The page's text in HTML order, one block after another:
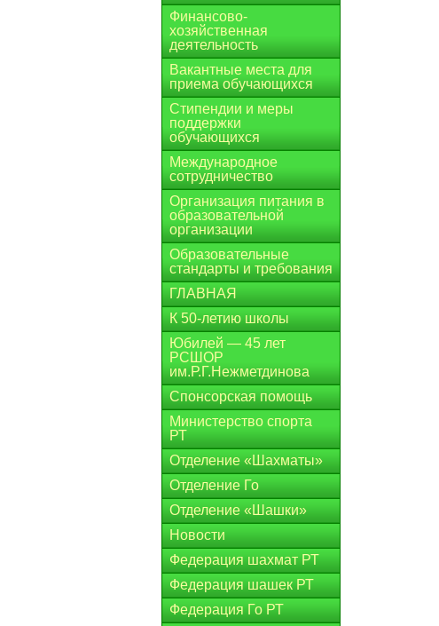
Финансово-
хозяйственная
деятельность
Вакантные места для
приема обучающихся
Стипендии и меры
поддержки
обучающихся
Международное
сотрудничество
Организация питания в
образовательной
организации
Образовательные
стандарты и требования
ГЛАВНАЯ
К 50-летию школы
Юбилей — 45 лет
РСШОР
им.Р.Г.Нежметдинова
Спонсорская помощь
Министерство спорта
РТ
Отделение «Шахматы»
Отделение Го
Отделение «Шашки»
Новости
Федерация шахмат РТ
Федерация шашек РТ
Федерация Го РТ